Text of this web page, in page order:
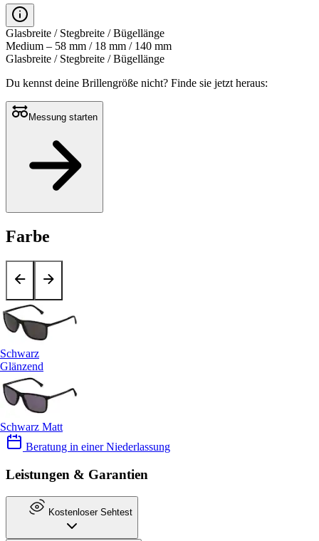
0.0
su
5.
Leggi
0
recensioni
link
pagina.
Glasbreite / Stegbreite / Bügellänge
Medium – 58 mm / 18 mm / 140 mm
Glasbreite / Stegbreite / Bügellänge
Du kennst deine Brillengröße nicht? Finde sie jetzt heraus:
Messung starten
Farbe
Schwarz
Glänzend
Schwarz Matt
Beratung in einer Niederlassung
Leistungen & Garantien
Kostenloser Sehtest